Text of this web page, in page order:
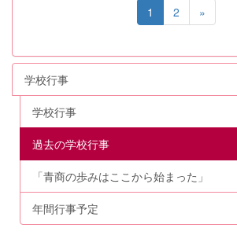
1 2 »
学校行事
学校行事
過去の学校行事
「青商の歩みはここから始まった」
年間行事予定